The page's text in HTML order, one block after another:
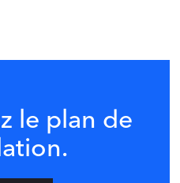
le plan de